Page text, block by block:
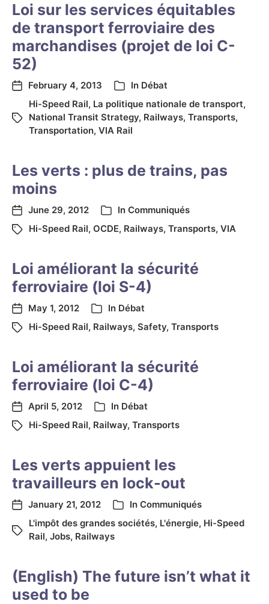
Loi sur les services équitables
de transport ferroviaire des
marchandises (projet de loi C-
52)
February 4, 2013 In Débat
Hi-Speed Rail, La politique nationale de transport,
National Transit Strategy, Railways, Transports,
Transportation, VIA Rail
Les verts : plus de trains, pas
moins
June 29, 2012 In Communiqués
Hi-Speed Rail, OCDE, Railways, Transports, VIA
Loi améliorant la sécurité
ferroviaire (loi S-4)
May 1, 2012 In Débat
Hi-Speed Rail, Railways, Safety, Transports
Loi améliorant la sécurité
ferroviaire (loi C-4)
April 5, 2012 In Débat
Hi-Speed Rail, Railway, Transports
Les verts appuient les
travailleurs en lock-out
January 21, 2012 In Communiqués
L'impôt des grandes sociétés, L'énergie, Hi-Speed
Rail, Jobs, Railways
(English) The future isn’t what it
used to be